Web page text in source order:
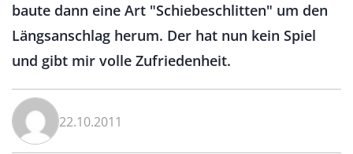
baute dann eine Art "Schiebeschlitten" um den
Längsanschlag herum. Der hat nun kein Spiel
und gibt mir volle Zufriedenheit.
22.10.2011